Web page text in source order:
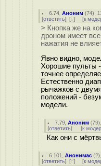
6.74 ,Аноним (74),
[ответить] [↓] [к
> Кнопка же на
дроном имеет
нажатия не
Явно видно,
Хорошие пульты
точнее
Естественно
рычажков с
положений -
модели.
7.79 ,Аноним (79
[ответить] [к
Как они с
6.101 ,Анонимас (?
[ответить] [↑] [к